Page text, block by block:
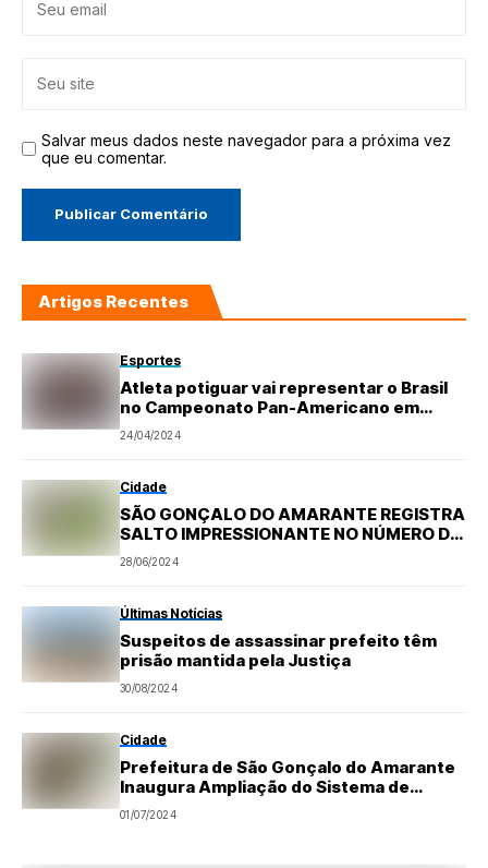
Salvar meus dados neste navegador para a próxima vez
que eu comentar.
Artigos Recentes
Esportes
Atleta potiguar vai representar o Brasil
no Campeonato Pan-Americano em
Guatemala
24/04/2024
Cidade
SÃO GONÇALO DO AMARANTE REGISTRA
SALTO IMPRESSIONANTE NO NÚMERO DE
EMPREENDIMENTOS IMOBILIÁRIOS EM
2024
28/06/2024
Últimas Notícias
Suspeitos de assassinar prefeito têm
prisão mantida pela Justiça
30/08/2024
Cidade
Prefeitura de São Gonçalo do Amarante
Inaugura Ampliação do Sistema de
Abastecimento de Água em Regomoleiro
01/07/2024